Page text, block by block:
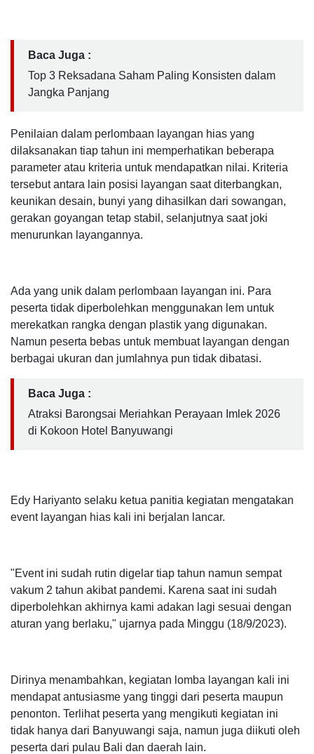
Baca Juga :
Top 3 Reksadana Saham Paling Konsisten dalam
Jangka Panjang
Penilaian dalam perlombaan layangan hias yang
dilaksanakan tiap tahun ini memperhatikan beberapa
parameter atau kriteria untuk mendapatkan nilai. Kriteria
tersebut antara lain posisi layangan saat diterbangkan,
keunikan desain, bunyi yang dihasilkan dari sowangan,
gerakan goyangan tetap stabil, selanjutnya saat joki
menurunkan layangannya.
Ada yang unik dalam perlombaan layangan ini. Para
peserta tidak diperbolehkan menggunakan lem untuk
merekatkan rangka dengan plastik yang digunakan.
Namun peserta bebas untuk membuat layangan dengan
berbagai ukuran dan jumlahnya pun tidak dibatasi.
Baca Juga :
Atraksi Barongsai Meriahkan Perayaan Imlek 2026
di Kokoon Hotel Banyuwangi
Edy Hariyanto selaku ketua panitia kegiatan mengatakan
event layangan hias kali ini berjalan lancar.
"Event ini sudah rutin digelar tiap tahun namun sempat
vakum 2 tahun akibat pandemi. Karena saat ini sudah
diperbolehkan akhirnya kami adakan lagi sesuai dengan
aturan yang berlaku," ujarnya pada Minggu (18/9/2023).
Dirinya menambahkan, kegiatan lomba layangan kali ini
mendapat antusiasme yang tinggi dari peserta maupun
penonton. Terlihat peserta yang mengikuti kegiatan ini
tidak hanya dari Banyuwangi saja, namun juga diikuti oleh
peserta dari pulau Bali dan daerah lain.